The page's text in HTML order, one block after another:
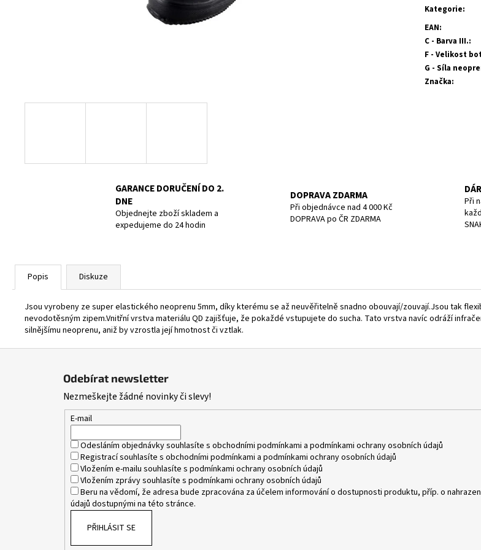
Kategorie:
EAN:
C - Barva III.:
F - Velikost
G - Síla
Značka:
GARANCE DORUČENÍ DO 2.
DNE
Objednejte zboží skladem a
expedujeme do 24 hodin
DOPRAVA ZDARMA
Při objednávce nad 4 000 Kč
DOPRAVA po ČR ZDARMA
Při
Popis Diskuze
Jsou vyrobeny ze super elastického neoprenu 5mm, díky kterému se až neuvěřitelně snadno obouvají/zouvají.Jsou tak
nevodotěsným zipem.Vnitřní vrstva materiálu QD zajišťuje, že pokaždé vstupujete do sucha. Tato vrstva navíc odráží
silnějšímu neoprenu, aniž by vzrostla její hmotnost či vztlak.
Odebírat newsletter
Nezmeškejte žádné novinky či slevy!
E-mail
Odesláním objednávky souhlasíte s obchodními podmínkami a podmínkami ochrany osobních údajů
Registrací souhlasíte s obchodními podmínkami a podmínkami ochrany osobních údajů
Vložením e-mailu souhlasíte s podmínkami ochrany osobních údajů
Vložením zprávy souhlasíte s podmínkami ochrany osobních údajů
Beru na vědomí, že adresa bude zpracována za účelem informování o dostupnosti produktu, příp. o
údajů dostupnými na této stránce.
PŘIHLÁSIT SE